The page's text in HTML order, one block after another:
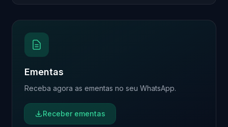
Ementas
Receba agora as ementas no seu WhatsApp.
Receber ementas